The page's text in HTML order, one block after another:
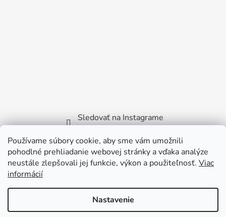
Používame súbory cookie, aby sme vám umožnili
pohodlné prehliadanie webovej stránky a vďaka analýze
neustále zlepšovali jej funkcie, výkon a použiteľnosť. Viac
informácií
Nastavenie
Sledovať na Instagrame
Facebook
Vytvoril Shoptet